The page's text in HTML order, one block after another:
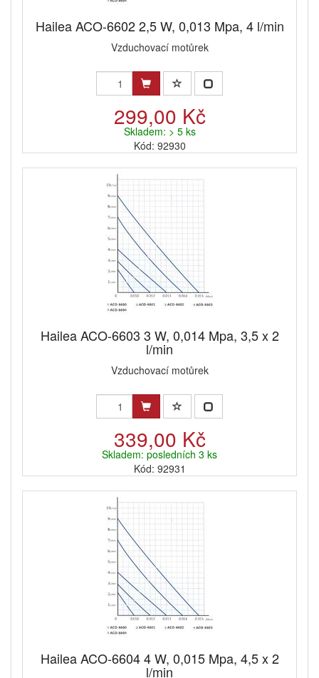
Hailea ACO-6602 2,5 W, 0,013 Mpa, 4 l/min
Vzduchovací motůrek
299,00 Kč
Skladem: > 5 ks
Kód: 92930
Hailea ACO-6603 3 W, 0,014 Mpa, 3,5 x 2
l/min
Vzduchovací motůrek
339,00 Kč
Skladem: posledních 3 ks
Kód: 92931
Hailea ACO-6604 4 W, 0,015 Mpa, 4,5 x 2
l/min